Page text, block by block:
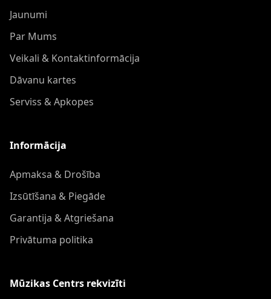
Jaunumi
Par Mums
Veikali & Kontaktinformācija
Dāvanu kartes
Serviss & Apkopes
Informācija
Apmaksa & Drošība
Izsūtīšana & Piegāde
Garantija & Atgriešana
Privātuma politika
Mūzikas Centrs rekvizīti